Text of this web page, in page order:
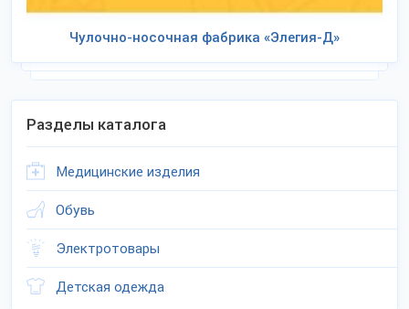
Чулочно-носочная фабрика «Элегия-Д»
Разделы каталога
Медицинские изделия
Обувь
Электротовары
Детская одежда